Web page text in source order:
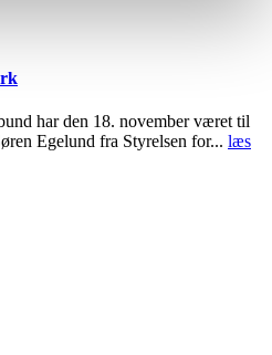
har den 18. november været til
Egelund fra Styrelsen for... læs